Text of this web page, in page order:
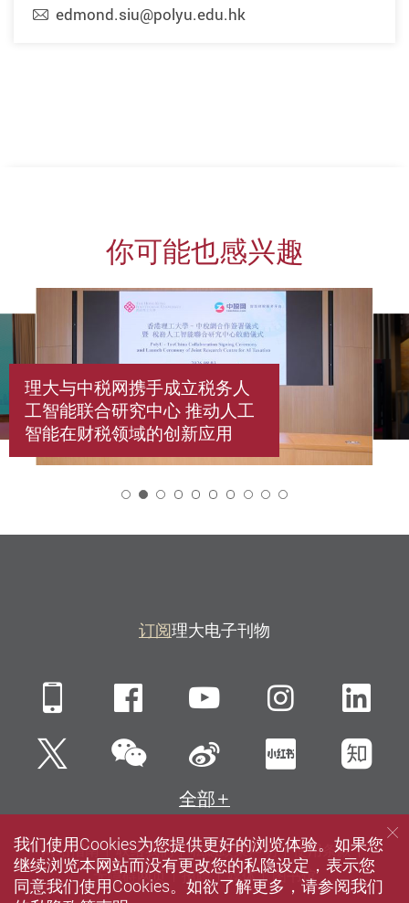
edmond.siu@polyu.edu.hk
你可能也感兴趣
理大与中税网携手成立税务人
工智能联合研究中心 推动人工
智能在财税领域的创新应用
订阅理大电子刊物
Mobile FacebookYouTube
Twitter微信 新浪微博小红书知
全部
网站指南 联络我们 私隐政策声明
使用条款
无障碍网页
招聘 媒体 图书馆
我们使用Cookies为您提供更好的浏览体验。如果您
继续浏览本网站而没有更改您的私隐设定，表示您
同意我们使用Cookies。如欲了解更多，请参阅我们